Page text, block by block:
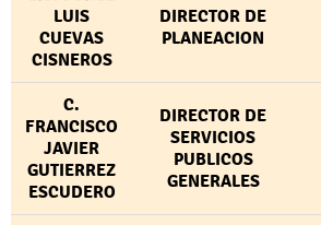
LUIS
CUEVAS
CISNEROS
DIRECTOR DE
PLANEACION
C.
FRANCISCO
JAVIER
GUTIERREZ
ESCUDERO
DIRECTOR DE
SERVICIOS
PUBLICOS
GENERALES